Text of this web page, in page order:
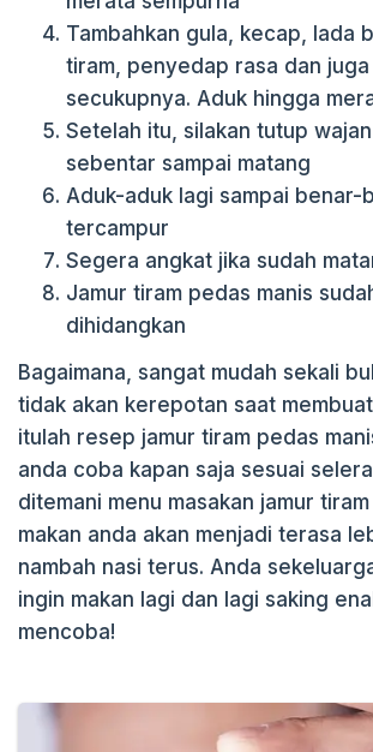
Tambahkan gula, kecap, lada
tiram, penyedap rasa dan
secukupnya. Aduk hingga
Setelah itu, silakan tutup
sebentar sampai matang
Aduk-aduk lagi sampai benar-
tercampur
Segera angkat jika sudah
Jamur tiram pedas manis
dihidangkan
Bagaimana, sangat mudah sekali
tidak akan kerepotan saat
itulah resep jamur tiram pedas
anda coba kapan saja sesuai
ditemani menu masakan jamur
makan anda akan menjadi terasa
nambah nasi terus. Anda
ingin makan lagi dan lagi saking
mencoba!